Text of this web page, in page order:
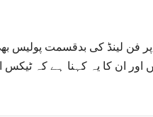
فن لینڈ کی بدقسمت پولیس
اور ان کا یہ کہنا ہے کہ ٹیکس